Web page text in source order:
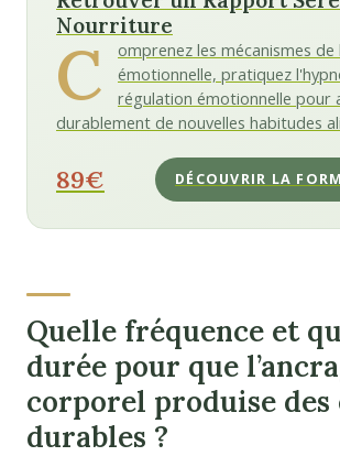
Nourriture
C
omprenez les mécanismes
émotionnelle, pratiquez
régulation émotionnelle pour
durablement de nouvelles habitudes
89€ DÉCOUVRIR LA
Quelle fréquence et
durée pour que
corporel produise des
durables ?